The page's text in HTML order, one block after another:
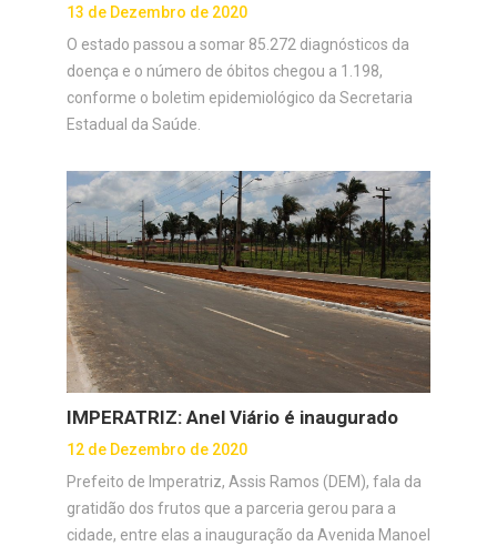
13 de Dezembro de 2020
O estado passou a somar 85.272 diagnósticos da
doença e o número de óbitos chegou a 1.198,
conforme o boletim epidemiológico da Secretaria
Estadual da Saúde.
IMPERATRIZ: Anel Viário é inaugurado
12 de Dezembro de 2020
Prefeito de Imperatriz, Assis Ramos (DEM), fala da
gratidão dos frutos que a parceria gerou para a
cidade, entre elas a inauguração da Avenida Manoel